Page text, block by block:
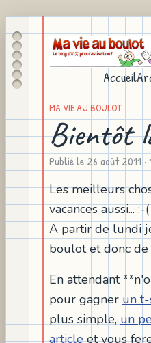
Accueil
MA VIE AU BOULOT
Bientôt
Publié le 26 août 2011
Les meilleurs
vacances aussi... :-(
A partir de lundi
boulot et donc
En attendant
pour gagner un
plus simple, un
articleet vous